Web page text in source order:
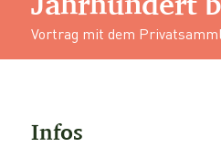
Vortrag mit dem
Infos